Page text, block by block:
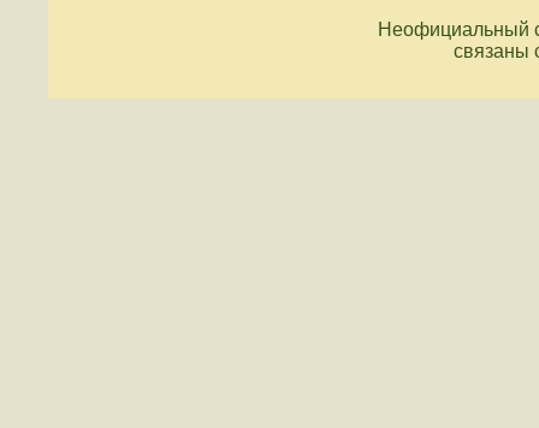
Неофициальный
связаны